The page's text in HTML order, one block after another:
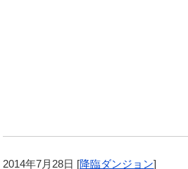
2014年7月28日 [降臨ダンジョン]